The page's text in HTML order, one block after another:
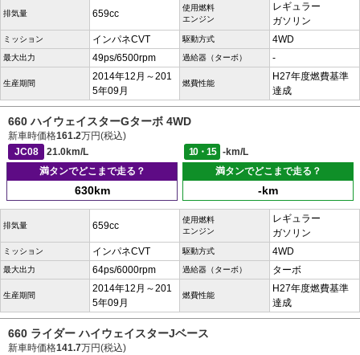
排気量 659cc
使用燃料
エンジン
レギュラー
ガソリン
ミッション インパネCVT 駆動方式 4WD
最大出力 49ps/6500rpm 過給器（ターボ） -
生産期間
2014年12月～201
5年09月
燃費性能
H27年度燃費基準
達成
660 ハイウェイスターGターボ 4WD
新車時価格161.2万円(税込)
JC08
21.0km/L 10・15
-km/L
満タンでどこまで走る？
630km
満タンでどこまで走る？
-km
排気量 659cc
使用燃料
エンジン
レギュラー
ガソリン
ミッション インパネCVT 駆動方式 4WD
最大出力 64ps/6000rpm 過給器（ターボ） ターボ
生産期間
2014年12月～201
5年09月
燃費性能
H27年度燃費基準
達成
660 ライダー ハイウェイスターJベース
新車時価格141.7万円(税込)